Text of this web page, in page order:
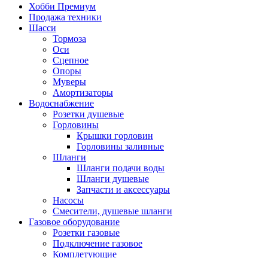
Хобби Премиум
Продажа техники
Шасси
Тормоза
Оси
Сцепное
Опоры
Муверы
Амортизаторы
Водоснабжение
Розетки душевые
Горловины
Крышки горловин
Горловины заливные
Шланги
Шланги подачи воды
Шланги душевые
Запчасти и аксессуары
Насосы
Смесители, душевые шланги
Газовое оборудование
Розетки газовые
Подключение газовое
Комплетующие